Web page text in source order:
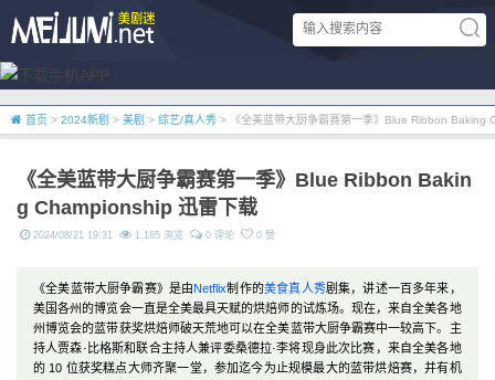
首页 > 2024新剧 > 美剧 > 综艺/真人秀 > 《全美蓝带大厨争霸赛第一季》Blue Ribbon Baking
《全美蓝带大厨争霸赛第一季》Blue Ribbon Bakin
g Championship 迅雷下载
2024/08/21 19:31 1,185 浏览 0 评论 0 赞
《全美蓝带大厨争霸赛》是由Netflix制作的美食真人秀剧集，讲述一百多年来，
美国各州的博览会一直是全美最具天赋的烘焙师的试炼场。现在，来自全美各地
州博览会的蓝带获奖烘焙师破天荒地可以在全美蓝带大厨争霸赛中一较高下。主
持人贾森·比格斯和联合主持人兼评委桑德拉·李将现身此次比赛，来自全美各地
的 10 位获奖糕点大师齐聚一堂，参加迄今为止规模最大的蓝带烘焙赛，并有机